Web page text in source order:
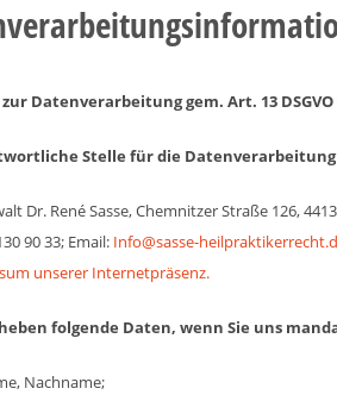
Datenverarbeitung gem. Art. 13 DSGVO
Stelle für die
Dr. René Sasse, Chemnitzer Straße 126,
90 33; Email: Info@sasse-
unserer Internetpräsenz.
folgende Daten, wenn Sie uns
Nachname;